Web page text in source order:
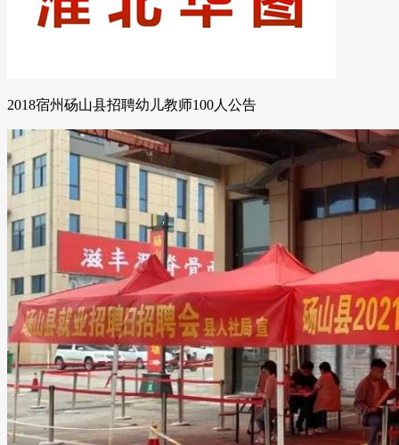
2018宿州砀山县招聘幼儿教师100人公告